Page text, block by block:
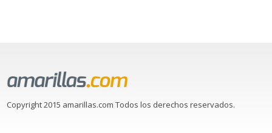
Copyright 2015 amarillas.com Todos los derechos reservados.